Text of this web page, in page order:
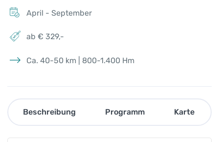
April - September
ab € 329,-
Ca. 40-50 km | 800-1.400 Hm
Beschreibung Programm Karte